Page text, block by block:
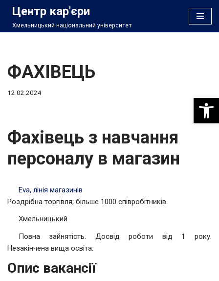
Перейти
Центр кар'єри
Хмельницький національний університет
ФАХІВЕЦЬ
12.02.2024
Фахівець з навчання
персоналу в магазин
Eva, лінія магазинів
Роздрібна торгівля; більше 1000 співробітників
Хмельницький
Повна зайнятість. Досвід роботи від 1 року.
Незакінчена вища освіта.
Опис вакансії